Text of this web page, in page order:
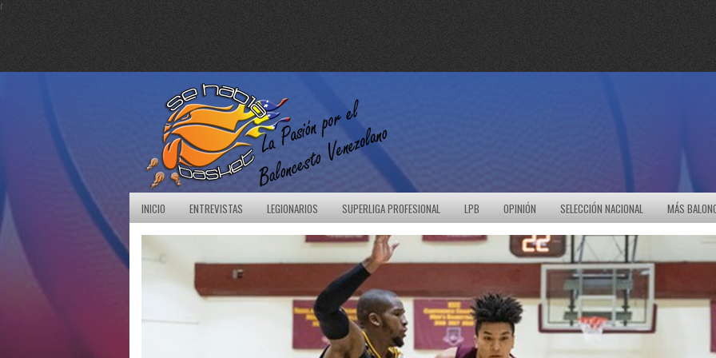
r
INICIO ENTREVISTAS LEGIONARIOS SUPERLIGA PROFESIONAL LPB OPINIÓN SELECCIÓN NACIONAL MÁS